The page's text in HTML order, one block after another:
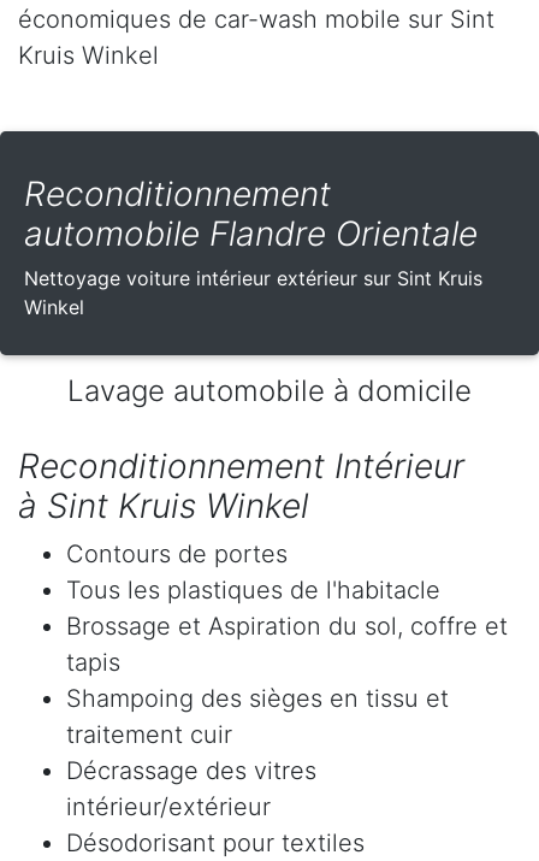
économiques de car-wash mobile sur Sint
Kruis Winkel
Reconditionnement
automobile Flandre Orientale
Nettoyage voiture intérieur extérieur sur Sint Kruis
Winkel
Lavage automobile à domicile
Reconditionnement Intérieur
à Sint Kruis Winkel
Contours de portes
Tous les plastiques de l'habitacle
Brossage et Aspiration du sol, coffre et
tapis
Shampoing des sièges en tissu et
traitement cuir
Décrassage des vitres
intérieur/extérieur
Désodorisant pour textiles